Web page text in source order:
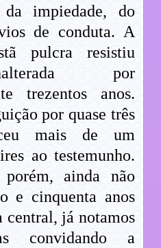
impiedade, do
de conduta. A
pulcra resistiu
por
trezentos anos.
por quase três
mais de um
ao testemunho.
ainda não
e cinquenta anos
central, já notamos
convidando a